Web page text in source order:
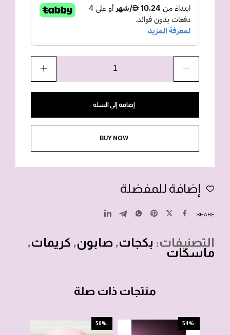
إضافة إلى السلة
BUY NOW
إضافة للمفضلة
SHARE
التصنيفات: بكجات, صابون, كريمات,
ماسكات
منتجات ذات صلة
-54%
-50%